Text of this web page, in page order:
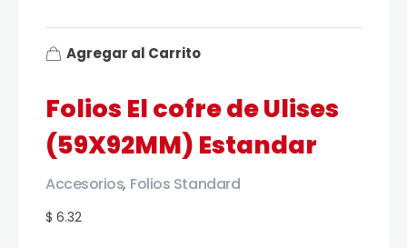
Folios El cofre de Ulises
(59X92MM) Estandar
$ 6.32
Accesorios, Folios Standard
Agregar al Carrito